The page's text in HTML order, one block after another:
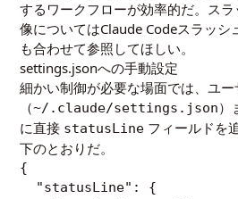
するワークフローが効率的だ。ス
像についてはClaude Codeスラッシ
も合わせて参照してほしい。
settings.jsonへの手動設定
細かい制御が必要な場面では、ユ
（~/.claude/settings.json）
に直接 statusLine フィールドを
下のとおりだ。
{
  "statusLine": {